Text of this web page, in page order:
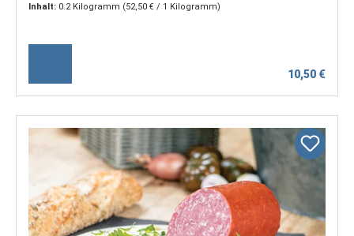
Inhalt: 0.2 Kilogramm (52,50 € / 1 Kilogramm)
10,50 €